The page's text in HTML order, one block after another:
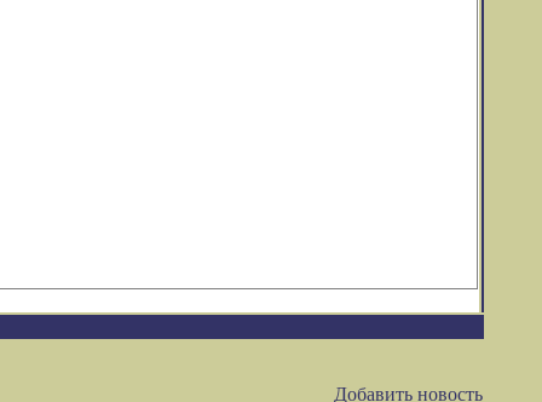
Добавить новость